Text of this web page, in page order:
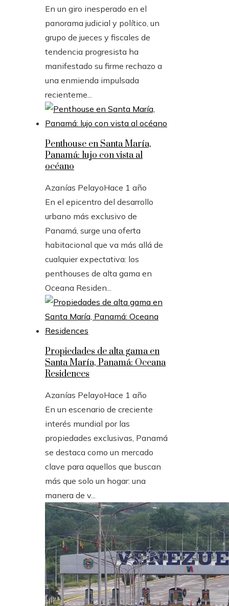
En un giro inesperado en el
panorama judicial y político, un
grupo de jueces y fiscales de
tendencia progresista ha
manifestado su firme rechazo a
una enmienda impulsada
recienteme...
Penthouse en Santa María,
Panamá: lujo con vista al
océano
Azanías PelayoHace 1 año
En el epicentro del desarrollo
urbano más exclusivo de
Panamá, surge una oferta
habitacional que va más allá de
cualquier expectativa: los
penthouses de alta gama en
Oceana Residen...
Propiedades de alta gama en
Santa María, Panamá: Oceana
Residences
Azanías PelayoHace 1 año
En un escenario de creciente
interés mundial por las
propiedades exclusivas, Panamá
se destaca como un mercado
clave para aquellos que buscan
más que solo un hogar: una
manera de v...